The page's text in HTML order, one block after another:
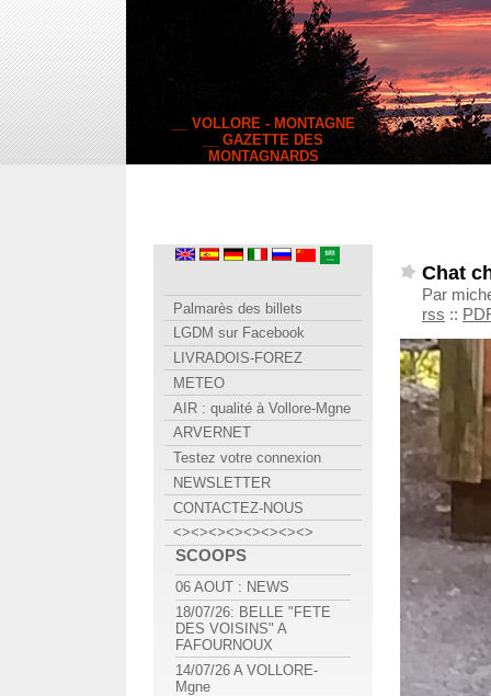
__ VOLLORE - MONTAGNE
__ GAZETTE DES
MONTAGNARDS
Chat
Par
rss ::
Palmarès des billets
LGDM sur Facebook
LIVRADOIS-FOREZ
METEO
AIR : qualité à Vollore-Mgne
ARVERNET
Testez votre connexion
NEWSLETTER
CONTACTEZ-NOUS
<><><><><><><><>
SCOOPS
06 AOUT : NEWS
18/07/26: BELLE "FETE
DES VOISINS" A
FAFOURNOUX
14/07/26 A VOLLORE-
Mgne